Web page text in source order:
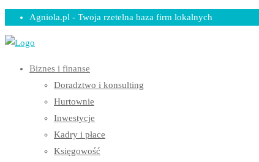
Skip
to
content
Agniola.pl - Twoja rzetelna baza firm lokalnych
Biznes i finanse
Doradztwo i konsulting
Hurtownie
Inwestycje
Kadry i płace
Księgowość